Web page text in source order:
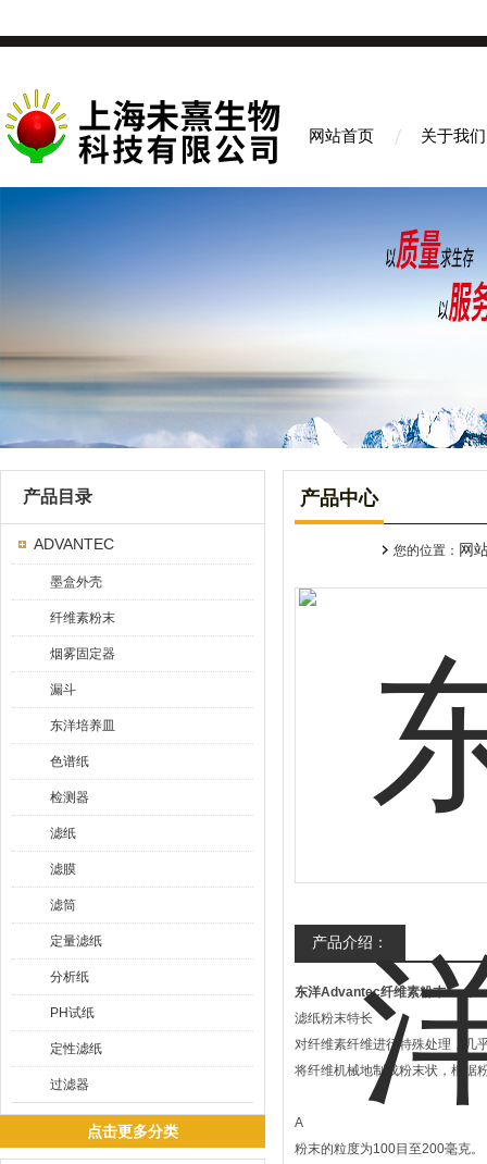
网站首页 关于我们
产品目录
ADVANTEC
墨盒外壳
纤维素粉末
烟雾固定器
漏斗
东洋培养皿
色谱纸
检测器
滤纸
滤膜
滤筒
定量滤纸
分析纸
PH试纸
定性滤纸
过滤器
点击更多分类
产品中心
您的位置： 网
产品介绍：
东洋Advantec纤维素粉末
滤纸粉末特长
对纤维素纤维进行特殊处理，几
将纤维机械地制成粉末状，根据
A
粉末的粒度为100目至200毫克。